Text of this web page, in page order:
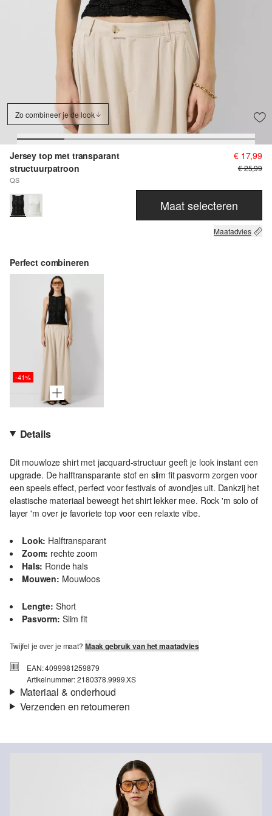
Zo combineer je de look
Jersey top met transparant
structuurpatroon
QS
€ 17,99
€ 25,99
Maat selecteren
Maatadvies
Perfect combineren
-41%
Details
Dit mouwloze shirt met jacquard-structuur geeft je look instant een
upgrade. De halftransparante stof en slim fit pasvorm zorgen voor
een speels effect, perfect voor festivals of avondjes uit. Dankzij het
elastische materiaal beweegt het shirt lekker mee. Rock 'm solo of
layer 'm over je favoriete top voor een relaxte vibe.
Look: Halftransparant
Zoom: rechte zoom
Hals: Ronde hals
Mouwen: Mouwloos
Lengte: Short
Pasvorm: Slim fit
Twijfel je over je maat? Maak gebruik van het maatadvies
EAN: 4099981259879
Artikelnummer: 2180378.9999.XS
Materiaal & onderhoud
Materiaal: Katoenmix
Verzenden en retourneren
De verzendkosten voor een standaardlevering zijn €4,95